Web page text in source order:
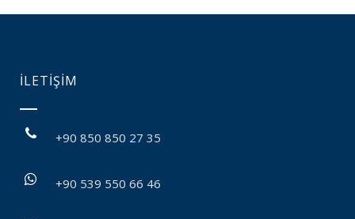
İLETİŞİM
+90 850 850 27 35
+90 539 550 66 46